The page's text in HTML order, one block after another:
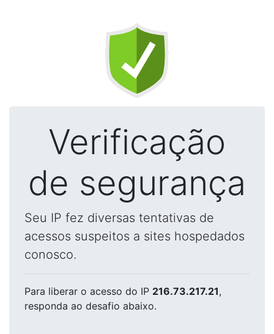
Verificação
de segurança
Seu IP fez diversas tentativas de
acessos suspeitos a sites hospedados
conosco.
Para liberar o acesso do IP 216.73.217.21,
responda ao desafio abaixo.